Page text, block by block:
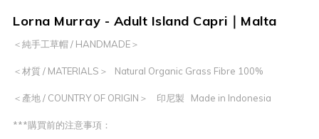
Lorna Murray - Adult Island Capri｜Malta
＜純手工草帽 / HANDMADE＞
＜材質 / MATERIALS＞   Natural Organic Grass Fibre 100%
＜產地 / COUNTRY OF ORIGIN＞    印尼製   Made in Indonesia
***購買前的注意事項：